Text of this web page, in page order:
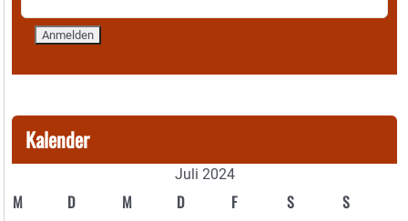
Kalender
Juli 2024
M D M D F S S